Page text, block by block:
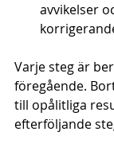
avvikelser
Varje steg är
föregående.
till opålitliga
efterföljande